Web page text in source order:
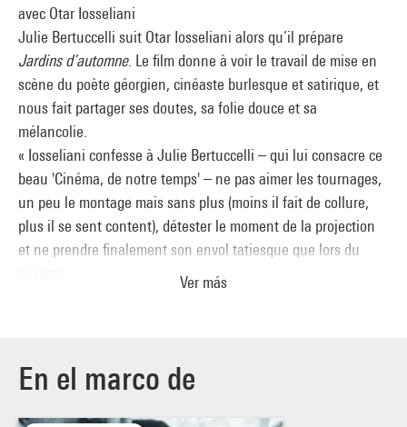
avec Otar Iosseliani
Julie Bertuccelli suit Otar Iosseliani alors qu’il prépare
Jardins d’automne. Le film donne à voir le travail de mise en
scène du poète géorgien, cinéaste burlesque et satirique, et
nous fait partager ses doutes, sa folie douce et sa
mélancolie.
« Iosseliani confesse à Julie Bertuccelli – qui lui consacre ce
beau 'Cinéma, de notre temps' – ne pas aimer les tournages,
un peu le montage mais sans plus (moins il fait de collure,
plus il se sent content), détester le moment de la projection
et ne prendre finalement son envol tatiesque que lors du
aimeriez avoir le secret d’un plan-séquence de six minutes
avec des mouvements de caméra insensés dans une
entreprise de pompes funèbres avec pour acteurs des piliers
Ver más
En el marco de